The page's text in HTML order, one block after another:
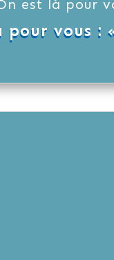
est là pour
pour vous :